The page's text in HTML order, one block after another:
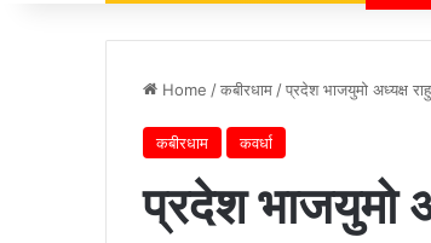
Home /कबीरधाम /प्रदेश भाजयुमो अध्यक्ष
कबीरधाम कवर्धा
प्रदेश भाजयुमो